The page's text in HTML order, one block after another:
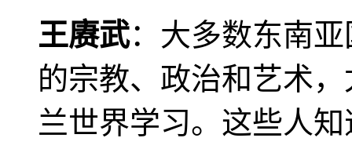
王赓武：大多数东南
的宗教、政治和艺术
兰世界学习。这些人